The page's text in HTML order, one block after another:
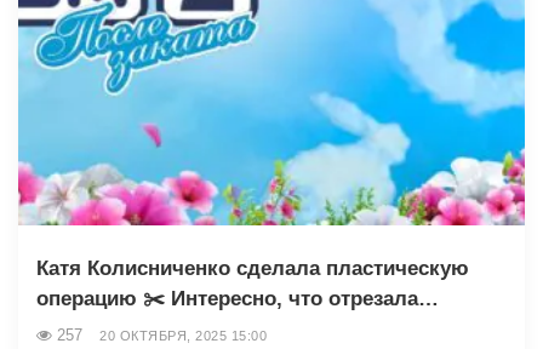
Катя Колисниченко сделала пластическую
операцию ✂️ Интересно, что отрезала…
257 20 ОКТЯБРЯ, 2025 15:00